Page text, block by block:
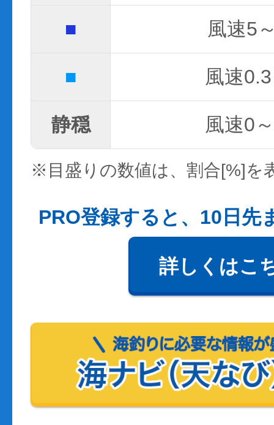
■ 風速5
■ 風速
静穏 風速0
※目盛りの数値は、割合[%]を
PRO登録すると、10日先
詳しくはこ